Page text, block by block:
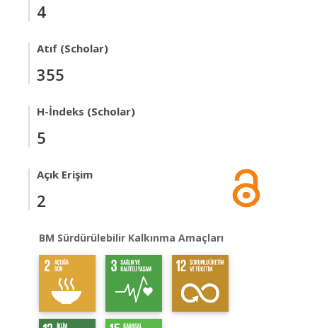
4
Atıf (Scholar)
355
H-İndeks (Scholar)
5
Açık Erişim
2
BM Sürdürülebilir Kalkınma Amaçları